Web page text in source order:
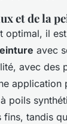
et de la
optimal, il
avec
avec des
application
poils
tandis